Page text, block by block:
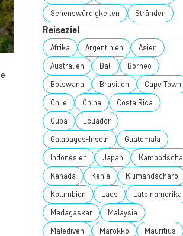
Sehenswürdigkeiten Stränden
Reiseziel
Afrika Argentinien Asien
Australien Bali Borneo
Botswana Brasilien Cape Town
Chile China Costa Rica
Cuba Ecuador
Galapagos-Inseln Guatemala
Indonesien Japan Kambodscha
Kanada Kenia Kilimandscharo
Kolumbien Laos Lateinamerika
Madagaskar Malaysia
Malediven Marokko Mauritius